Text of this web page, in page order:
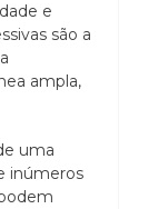
e
são a
ampla,
uma
inúmeros